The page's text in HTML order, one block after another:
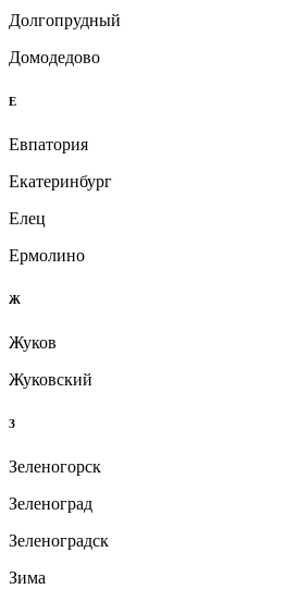
Долгопрудный
Домодедово
Е
Евпатория
Екатеринбург
Елец
Ермолино
Ж
Жуков
Жуковский
З
Зеленогорск
Зеленоград
Зеленоградск
Зима